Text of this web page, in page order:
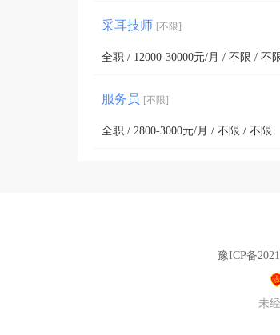
采耳技师 [不限]
全职 / 12000-30000元/月 / 不限 / 不
服务员 [不限]
全职 / 2800-3000元/月 / 不限 / 不限
豫ICP备
未